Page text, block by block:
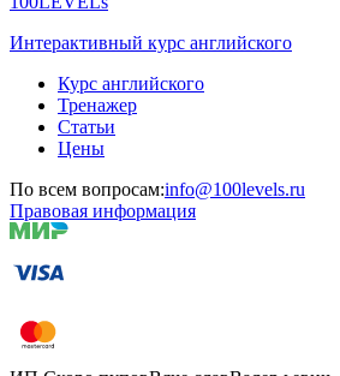
Интерактивный курс английского
Курс английского
Тренажер
Статьи
Цены
По всем вопросам:info@100levels.ru
Правовая информация